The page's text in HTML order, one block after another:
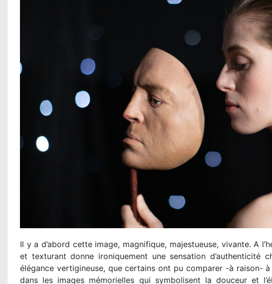
Il y a d’abord cette image, magnifique, majestueuse, vivante. A
et texturant donne ironiquement une sensation d’authenticité
élégance vertigineuse, que certains ont pu comparer -à raison- à
dans les images mémorielles qui symbolisent la douceur et